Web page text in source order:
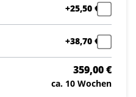
+25,50 €
+38,70 €
359,00 €
ca. 10 Wochen